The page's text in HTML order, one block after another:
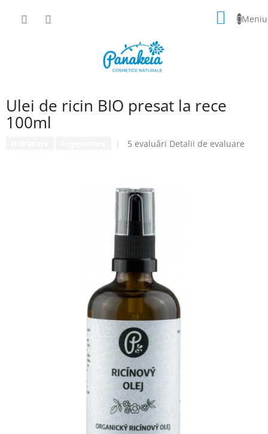
COŞ
Ulei de ricin BIO presat la rece
100ml
Evaluarea
este
4,0
din
5
stele.
5 evaluări Detalii de evaluare